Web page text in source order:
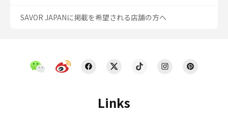
Links
SAVOR JAPANに掲載を希望される店舗の方へ